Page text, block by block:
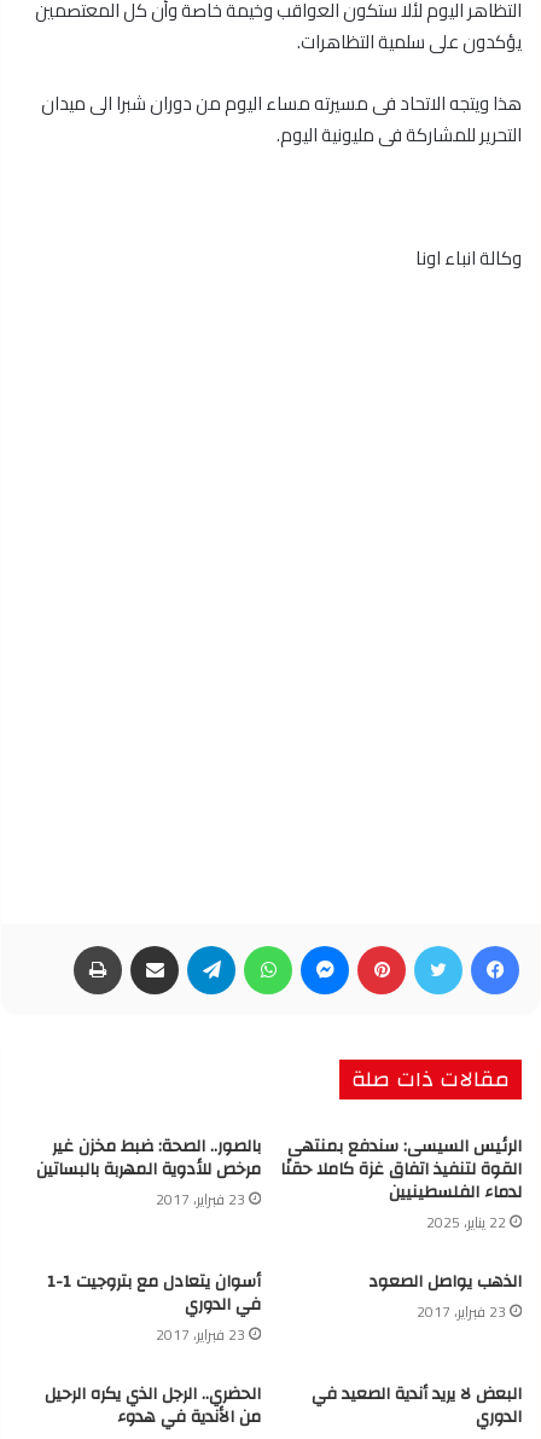
التظاهر اليوم لئلا ستكون العواقب وخيمة خاصة وأن كل المعتصمين
يؤكدون على سلمية التظاهرات.
هذا ويتجه الاتحاد فى مسيرته مساء اليوم من دوران شبرا الى ميدان
التحرير للمشاركة فى مليونية اليوم.
وكالة انباء اونا
فيسبوك تويتر بينتيريست ماسنجر واتساب تيلقرام مشاركة عبر البريد
مقالات ذات صلة
الرئيس السيسى: سندفع بمنتهى
القوة لتنفيذ اتفاق غزة كاملا حقنًا
لدماء الفلسطينيين
22 يناير، 2025
بالصور.. الصحة: ضبط مخزن غير
مرخص للأدوية المهربة بالبساتين
23 فبراير، 2017
الذهب يواصل الصعود
23 فبراير، 2017
أسوان يتعادل مع بتروجيت 1-1
في الدوري
23 فبراير، 2017
البعض لا يريد أندية الصعيد في
الدوري
الحضري.. الرجل الذي يكره الرحيل
من الأندية في هدوء